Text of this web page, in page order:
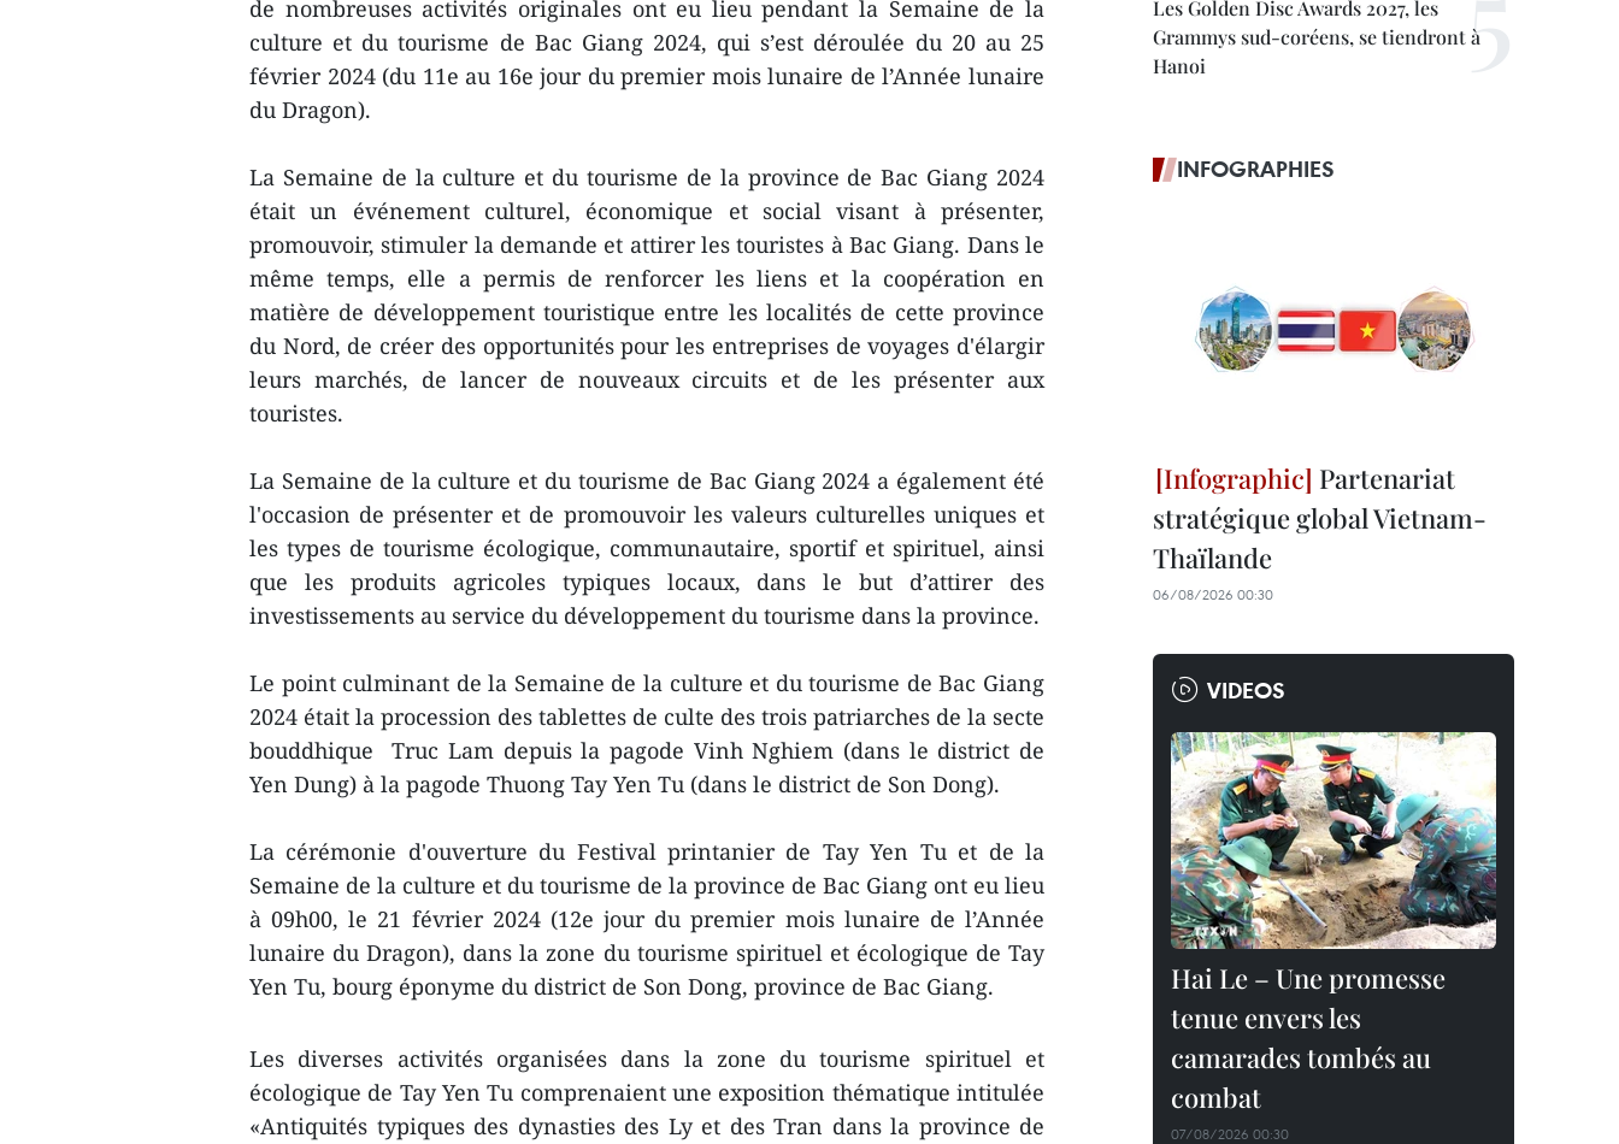
de nombreuses activités originales ont eu lieu pendant la Semaine de la
culture et du tourisme de Bac Giang 2024, qui s’est déroulée du 20 au 25
février 2024 (du 11e au 16e jour du premier mois lunaire de l’Année lunaire
du Dragon).
La Semaine de la culture et du tourisme de la province de Bac Giang 2024
était un événement culturel, économique et social visant à présenter,
promouvoir, stimuler la demande et attirer les touristes à Bac Giang. Dans le
même temps, elle a permis de renforcer les liens et la coopération en
matière de développement touristique entre les localités de cette province
du Nord, de créer des opportunités pour les entreprises de voyages d'élargir
leurs marchés, de lancer de nouveaux circuits et de les présenter aux
touristes.
La Semaine de la culture et du tourisme de Bac Giang 2024 a également été
l'occasion de présenter et de promouvoir les valeurs culturelles uniques et
les types de tourisme écologique, communautaire, sportif et spirituel, ainsi
que les produits agricoles typiques locaux, dans le but d’attirer des
investissements au service du développement du tourisme dans la province.
Le point culminant de la Semaine de la culture et du tourisme de Bac Giang
2024 était la procession des tablettes de culte des trois patriarches de la secte
bouddhique Truc Lam depuis la pagode Vinh Nghiem (dans le district de
Yen Dung) à la pagode Thuong Tay Yen Tu (dans le district de Son Dong).
La cérémonie d'ouverture du Festival printanier de Tay Yen Tu et de la
Semaine de la culture et du tourisme de la province de Bac Giang ont eu lieu
à 09h00, le 21 février 2024 (12e jour du premier mois lunaire de l’Année
lunaire du Dragon), dans la zone du tourisme spirituel et écologique de Tay
Yen Tu, bourg éponyme du district de Son Dong, province de Bac Giang.
Les diverses activités organisées dans la zone du tourisme spirituel et
écologique de Tay Yen Tu comprenaient une exposition thématique intitulée
«Antiquités typiques des dynasties des Ly et des Tran dans la province de
Les Golden Disc Awards 2027, les
Grammys sud-coréens, se tiendront à
Hanoi
INFOGRAPHIES
Partenariat
stratégique global Vietnam-
Thaïlande
06/08/2026 00:30
VIDEOS
Hai Le – Une promesse
tenue envers les
camarades tombés au
combat
07/08/2026 00:30